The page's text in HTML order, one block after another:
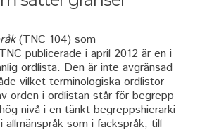
(TNC 104) som
publicerade i april 2012 är en i
ordlista. Den är inte avgränsad
vilket terminologiska ordlistor
orden i ordlistan står för begrepp
nivå i en tänkt begreppshierarki
allmänspråk som i fackspråk, till